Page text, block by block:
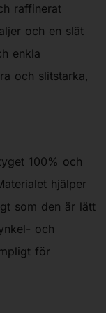
raffinerat
och en slät
enkla
och slitstarka,
100% och
hjälper
som den är lätt
och
för